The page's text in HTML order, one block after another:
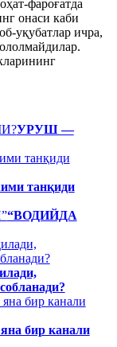
фароғатда
онаси каби
уқубатлар ичра,
УРУШ —
танқиди
“ВОДИЙДА
бир канали